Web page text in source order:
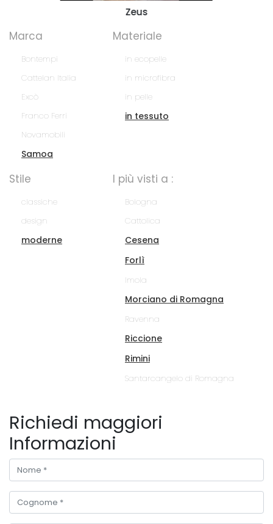
Zeus
Marca
Bontempi
Cattelan Italia
Excò
Franco Ferri
Novamobili
Samoa
Materiale
in ecopelle
in microfibra
in pelle
in tessuto
Stile
classiche
design
moderne
I più visti a :
Bologna
Cattolica
Cesena
Forlì
Imola
Morciano di Romagna
Ravenna
Riccione
Rimini
Santarcangelo di Romagna
Richiedi maggiori
Informazioni